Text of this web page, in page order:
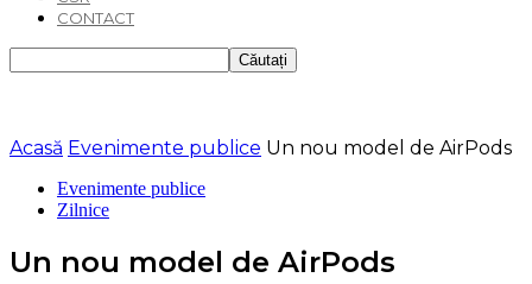
CONTACT
Acasă Evenimente publice Un nou model de AirPods
Evenimente publice
Zilnice
Un nou model de AirPods